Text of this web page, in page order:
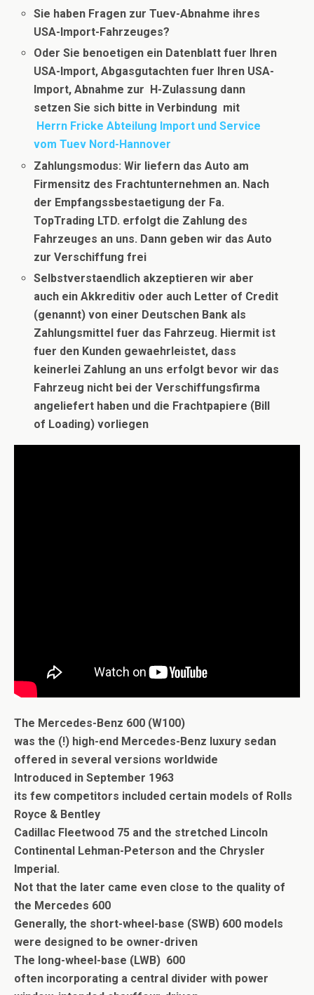
Sie haben Fragen zur Tuev-Abnahme ihres
USA-Import-Fahrzeuges?
Oder Sie benoetigen ein Datenblatt fuer Ihren
USA-Import, Abgasgutachten fuer Ihren USA-
Import, Abnahme zur H-Zulassung dann
setzen Sie sich bitte in Verbindung mit
Herrn Fricke Abteilung Import und Service
vom Tuev Nord-Hannover
Zahlungsmodus: Wir liefern das Auto am
Firmensitz des Frachtunternehmen an. Nach
der Empfangssbestaetigung der Fa.
TopTrading LTD. erfolgt die Zahlung des
Fahrzeuges an uns. Dann geben wir das Auto
zur Verschiffung frei
Selbstverstaendlich akzeptieren wir aber
auch ein Akkreditiv oder auch Letter of Credit
(genannt) von einer Deutschen Bank als
Zahlungsmittel fuer das Fahrzeug. Hiermit ist
fuer den Kunden gewaehrleistet, dass
keinerlei Zahlung an uns erfolgt bevor wir das
Fahrzeug nicht bei der Verschiffungsfirma
angeliefert haben und die Frachtpapiere (Bill
of Loading) vorliegen
The Mercedes-Benz 600 (W100)
was the (!) high-end Mercedes-Benz luxury sedan
offered in several versions worldwide
Introduced in September 1963
its few competitors included certain models of Rolls
Royce & Bentley
Cadillac Fleetwood 75 and the stretched Lincoln
Continental Lehman-Peterson and the Chrysler
Imperial.
Not that the later came even close to the quality of
the Mercedes 600
Generally, the short-wheel-base (SWB) 600 models
were designed to be owner-driven
The long-wheel-base (LWB) 600
often incorporating a central divider with power